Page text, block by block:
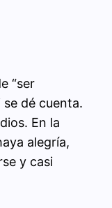
“ser
dé cuenta.
En la
alegría,
y casi